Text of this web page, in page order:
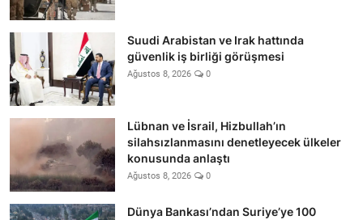
Suudi Arabistan ve Irak hattında
güvenlik iş birliği görüşmesi
Ağustos 8, 2026 0
Lübnan ve İsrail, Hizbullah’ın
silahsızlanmasını denetleyecek ülkeler
konusunda anlaştı
Ağustos 8, 2026 0
Dünya Bankası’ndan Suriye’ye 100